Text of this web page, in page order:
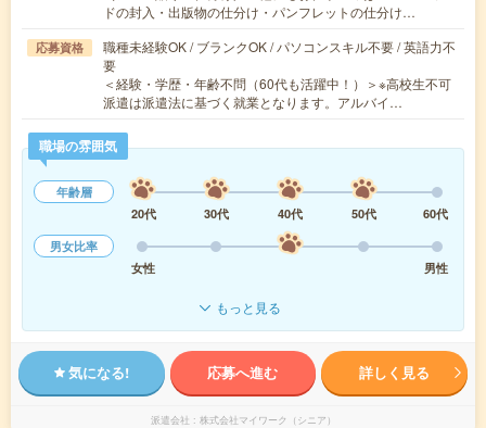
ドの封入・出版物の仕分け・パンフレットの仕分け…
応募資格
職種未経験OK / ブランクOK / パソコンスキル不要 / 英語力不
要
＜経験・学歴・年齢不問（60代も活躍中！）＞※高校生不可
派遣は派遣法に基づく就業となります。アルバイ…
職場の雰囲気
年齢層
20代
30代 40代 50代
60代
男女比率
女性
男性
もっと見る
気になる! 応募へ進む 詳しく見る
派遣会社 株式会社マイワーク（シニア）